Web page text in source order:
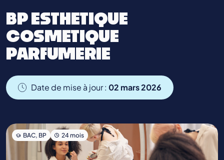
CONTACT
BP ESTHETIQUE
COSMETIQUE
PARFUMERIE
Date de mise à jour : 02 mars 2026
BAC, BP 24 mois